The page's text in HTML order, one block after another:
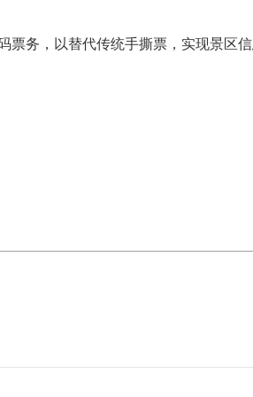
务，以替代传统手撕票，实现景区信